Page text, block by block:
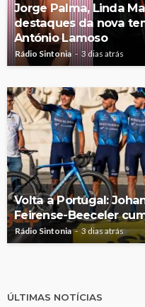
Jorge Palma, Linda
destaques da nova
António Lamoso
Rádio Sintonia 3 dias atrás
Volta a Portugal:
Feirense-Beeceler
Rádio Sintonia 3 dias atrás
ÚLTIMAS NOTÍCIAS